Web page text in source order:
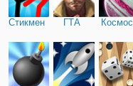
Стикмен ГТА Космос